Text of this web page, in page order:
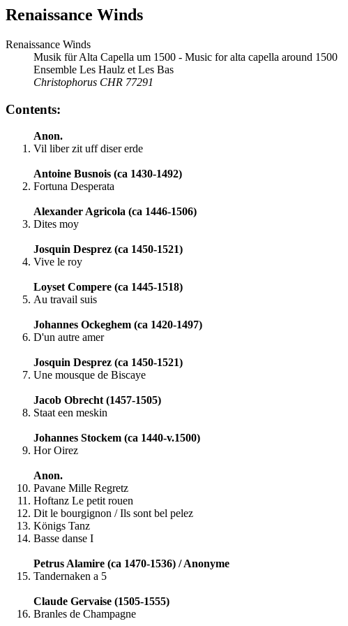
Renaissance Winds
Renaissance Winds
Musik für Alta Capella um 1500 - Music for alta capella around 1500
Ensemble Les Haulz et Les Bas
Christophorus CHR 77291
Contents:
Anon.
Vil liber zit uff diser erde
Antoine Busnois (ca 1430-1492)
Fortuna Desperata
Alexander Agricola (ca 1446-1506)
Dites moy
Josquin Desprez (ca 1450-1521)
Vive le roy
Loyset Compere (ca 1445-1518)
Au travail suis
Johannes Ockeghem (ca 1420-1497)
D'un autre amer
Josquin Desprez (ca 1450-1521)
Une mousque de Biscaye
Jacob Obrecht (1457-1505)
Staat een meskin
Johannes Stockem (ca 1440-v.1500)
Hor Oirez
Anon.
Pavane Mille Regretz
Hoftanz Le petit rouen
Dit le bourgignon / Ils sont bel pelez
Königs Tanz
Basse danse I
Petrus Alamire (ca 1470-1536) / Anonyme
Tandernaken a 5
Claude Gervaise (1505-1555)
Branles de Champagne